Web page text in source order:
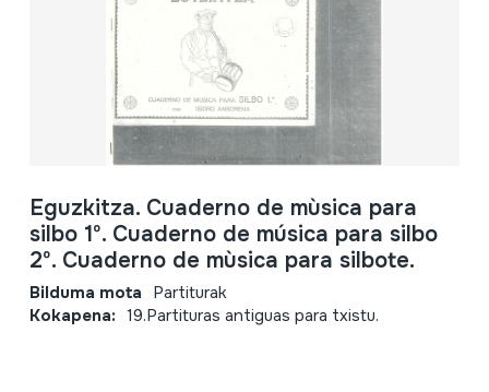
Eguzkitza. Cuaderno de mùsica para
silbo 1º. Cuaderno de música para silbo
2º. Cuaderno de mùsica para silbote.
Bilduma mota Partiturak
Kokapena: 19.Partituras antiguas para txistu.